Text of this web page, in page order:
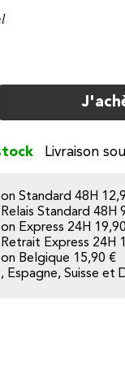
Standard 48H
Standard 48H
Express 24H
Express 24H
Belgique 15,90 €
Espagne, Suisse et